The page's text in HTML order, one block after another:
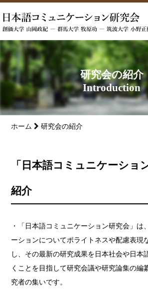
研究会の紹介
Introduction
ホーム 研究会の紹介
「日本語コミュニケーショ
紹介
・「日本語コミュニケーション研究会」は
ーションについてポライトネスや配慮表現
し、その最新の研究成果を日本社会や日本
くことを目指して研究会議や研究論集の編
究者の集いです。